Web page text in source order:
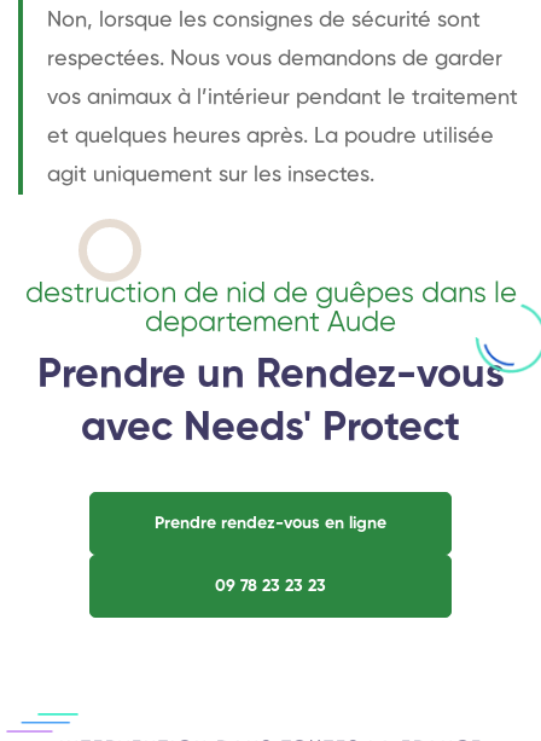
Non, lorsque les consignes de sécurité sont
respectées. Nous vous demandons de garder
vos animaux à l’intérieur pendant le traitement
et quelques heures après. La poudre utilisée
agit uniquement sur les insectes.
destruction de nid de guêpes dans le
departement Aude
Prendre un Rendez-vous
avec Needs' Protect
Prendre rendez-vous en ligne
09 78 23 23 23